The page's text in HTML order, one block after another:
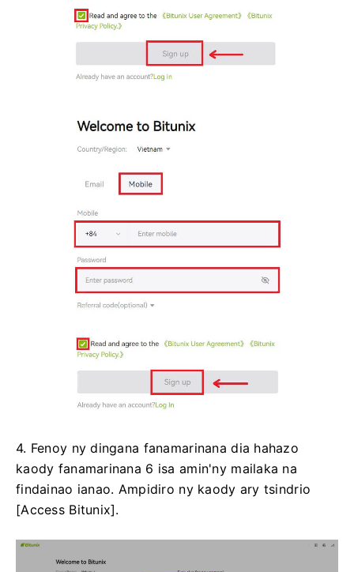
4. Fenoy ny dingana fanamarinana dia hahazo
kaody fanamarinana 6 isa amin'ny mailaka na
findainao ianao. Ampidiro ny kaody ary tsindrio
[Access Bitunix].